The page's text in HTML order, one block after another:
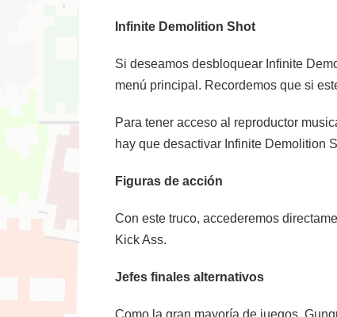
Infinite Demolition Shot
Si deseamos desbloquear Infinite
menú principal. Recordemos que si
Para tener acceso al reproductor
hay que desactivar Infinite Demolition
Figuras de acción
Con este truco, accederemos
Kick Ass.
Jefes finales alternativos
Como la gran mayoría de juegos,